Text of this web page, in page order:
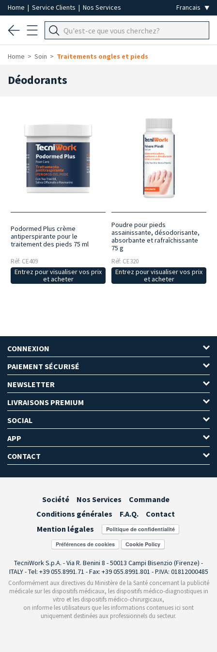
Home | Service Clients | Nos Services
Home Soin Traitements ongles et pieds
Déodorants
Podormed Plus crème
antiperspirante pour le
traitement des pieds 75 ml
Réf: CE409
Entrez pour visualiser vos prix
et acheter
Poudre pour pieds
assainissante, désodorisante,
absorbante et rafraîchissante
75 g
Réf: CE320
Entrez pour visualiser vos prix
et acheter
CONNEXION
PAIEMENT SÉCURISÉ
NEWSLETTER
LIVRAISONS PREMIUM
SOCIAL
APP
CONTACT
Société Nos Services
Commande
Conditions générales
F.A.Q.
Contact
Mention légales
Préférences de cookies
TecniWork S.p.A. - Via R. Benini 8 - 50013 Campi Bisenzio (Firenze) -
ITALY - Tel: +39 055.8991.71 - Fax: +39 055.8991.801 - P.IVA: 01812000485
Conformément aux directives du Ministère de la Santé concernant la publicité
médicale sur les dispositifs médicaux, les dispositifs médico-diagnostiques in
vitro et les dispositifs médico-chirurgicaux,
on informe les utilisateurs que les informations contenues ici sont
uniquement destinées aux professionnels du secteur.